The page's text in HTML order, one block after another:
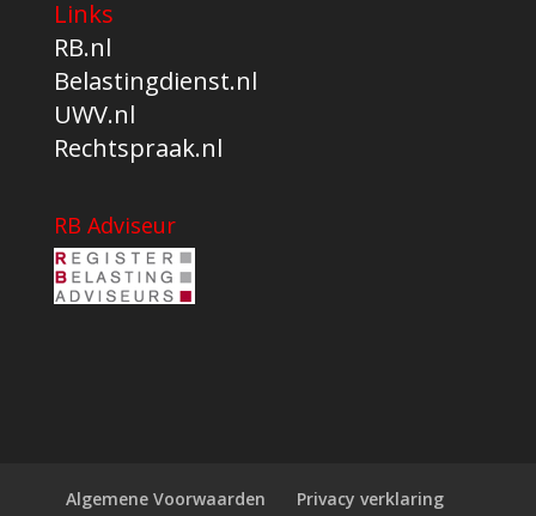
Links
RB.nl
Belastingdienst.nl
UWV.nl
Rechtspraak.nl
RB Adviseur
Algemene Voorwaarden Privacy verklaring